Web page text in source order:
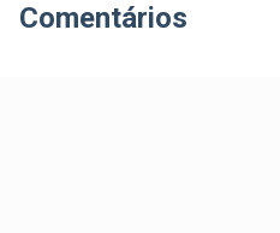
Comentários